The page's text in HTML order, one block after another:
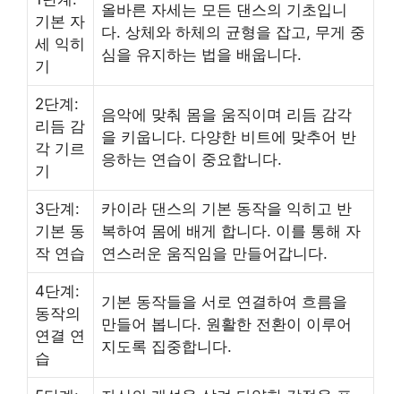
기본 자
세 익히
기
올바른 자세는 모든 댄스의 기초입니
다. 상체와 하체의 균형을 잡고, 무게 중
심을 유지하는 법을 배웁니다.
2단계:
리듬 감
각 기르
기
음악에 맞춰 몸을 움직이며 리듬 감각
을 키웁니다. 다양한 비트에 맞추어 반
응하는 연습이 중요합니다.
3단계:
기본 동
작 연습
카이라 댄스의 기본 동작을 익히고 반
복하여 몸에 배게 합니다. 이를 통해 자
연스러운 움직임을 만들어갑니다.
4단계:
동작의
연결 연
습
기본 동작들을 서로 연결하여 흐름을
만들어 봅니다. 원활한 전환이 이루어
지도록 집중합니다.